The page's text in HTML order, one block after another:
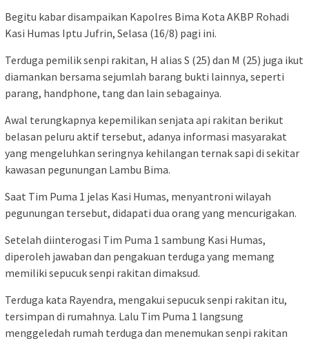
Begitu kabar disampaikan Kapolres Bima Kota AKBP Rohadi
Kasi Humas Iptu Jufrin, Selasa (16/8) pagi ini.
Terduga pemilik senpi rakitan, H alias S (25) dan M (25) juga ikut
diamankan bersama sejumlah barang bukti lainnya, seperti
parang, handphone, tang dan lain sebagainya.
Awal terungkapnya kepemilikan senjata api rakitan berikut
belasan peluru aktif tersebut, adanya informasi masyarakat
yang mengeluhkan seringnya kehilangan ternak sapi di sekitar
kawasan pegunungan Lambu Bima.
Saat Tim Puma 1 jelas Kasi Humas, menyantroni wilayah
pegunungan tersebut, didapati dua orang yang mencurigakan.
Setelah diinterogasi Tim Puma 1 sambung Kasi Humas,
diperoleh jawaban dan pengakuan terduga yang memang
memiliki sepucuk senpi rakitan dimaksud.
Terduga kata Rayendra, mengakui sepucuk senpi rakitan itu,
tersimpan di rumahnya. Lalu Tim Puma 1 langsung
menggeledah rumah terduga dan menemukan senpi rakitan